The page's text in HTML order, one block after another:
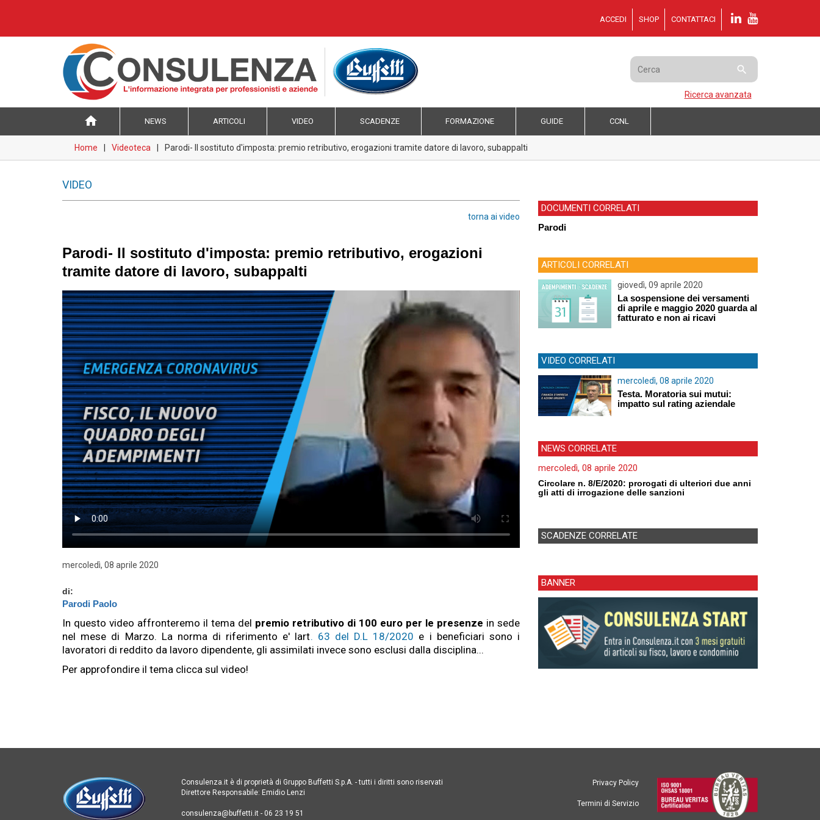
ACCEDI SHOP CONTATTACI

Ricerca avanzata
home NEWS ARTICOLI VIDEO SCADENZE FORMAZIONE GUIDE CCNL
Home Videoteca Parodi- Il sostituto d'imposta: premio retributivo, erogazioni tramite datore di lavoro, subappalti
VIDEO
torna ai video
Parodi- Il sostituto d'imposta: premio retributivo, erogazioni
tramite datore di lavoro, subappalti
mercoledì, 08 aprile 2020
di:
Parodi Paolo
Parodi Paolo
Dottore Commercialista e Revisore Legale, curatore di numerose pubblicazioni in materia
sui principali quotidiani economici nazionali, esperto nelle aree fiscale e amministrativa di enti
In questo video affronteremo il tema del premio retributivo di 100 euro per le presenze in sede
nel mese di Marzo. La norma di riferimento e' lart. 63 del D.L 18/2020 e i beneficiari sono i
lavoratori di reddito da lavoro dipendente, gli assimilati invece sono esclusi dalla disciplina...
Per approfondire il tema clicca sul video!
DOCUMENTI CORRELATI
Parodi
ARTICOLI CORRELATI
giovedì, 09 aprile 2020
La sospensione dei versamenti
di aprile e maggio 2020 guarda al
fatturato e non ai ricavi
VIDEO CORRELATI
mercoledì, 08 aprile 2020
Testa. Moratoria sui mutui:
impatto sul rating aziendale
NEWS CORRELATE
mercoledì, 08 aprile 2020
Circolare n. 8/E/2020: prorogati di ulteriori due anni
gli atti di irrogazione delle sanzioni
SCADENZE CORRELATE
BANNER
Consulenza.it è di proprietà di Gruppo Buffetti S.p.A. - tutti i diritti sono riservati
Direttore Responsabile: Emidio Lenzi
consulenza@buffetti.it - 06 23 19 51
Privacy Policy
Termini di Servizio